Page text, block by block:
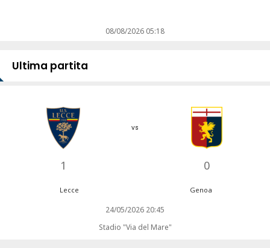
08/08/2026 05:18
Ultima partita
1
vs
0
Lecce Genoa
24/05/2026 20:45
Stadio "Via del Mare"